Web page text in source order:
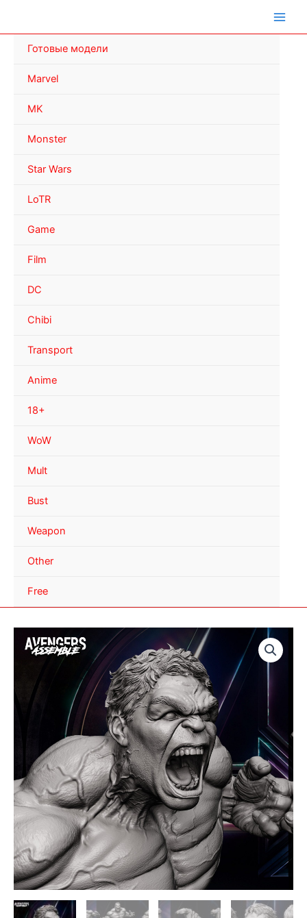
Готовые модели
Marvel
MK
Monster
Star Wars
LoTR
Game
Film
DC
Chibi
Transport
Anime
18+
WoW
Mult
Bust
Weapon
Other
Free